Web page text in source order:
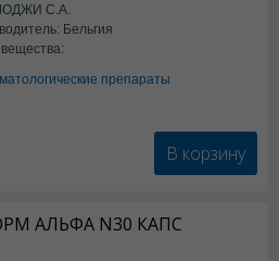
С.А.
Бельгия
препараты
В корзину
АЛЬФА N30 КАПС